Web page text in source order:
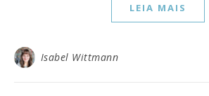
LEIA MAIS
Isabel Wittmann